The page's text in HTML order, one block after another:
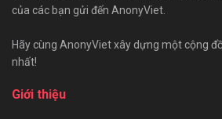
của các bạn gửi đến AnonyViet.
Hãy cùng AnonyViet xây dựng một cộng
nhất!
Giới thiệu